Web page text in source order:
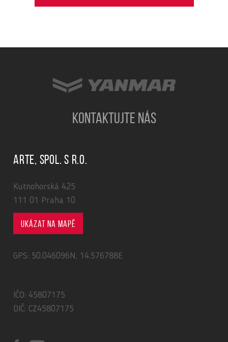
KONTAKTUJTE NÁS
ARTE, spol. s r.o.
Kutnohorská 425
111 01 Praha 10
Ukázat na mapě
GPS: 50.046096N, 14.576788E
IČO: 45807175
DIČ: CZ45807175